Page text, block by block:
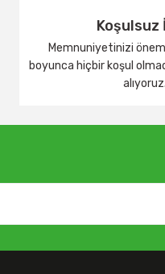
Koşulsuz
Memnuniyetinizi
boyunca hiçbir koşul
alıyoruz.